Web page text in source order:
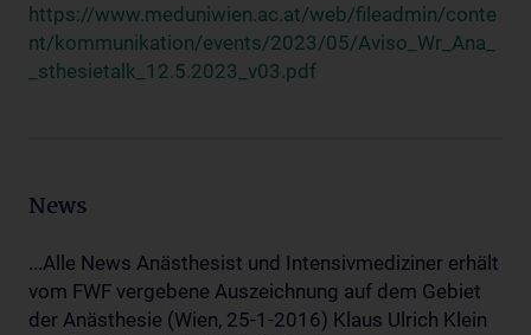
https://www.meduniwien.ac.at/web/fileadmin/conte
nt/kommunikation/events/2023/05/Aviso_Wr_Ana_
_sthesietalk_12.5.2023_v03.pdf
News
...Alle News Anästhesist und Intensivmediziner erhält
vom FWF vergebene Auszeichnung auf dem Gebiet
der Anästhesie (Wien, 25-1-2016) Klaus Ulrich Klein